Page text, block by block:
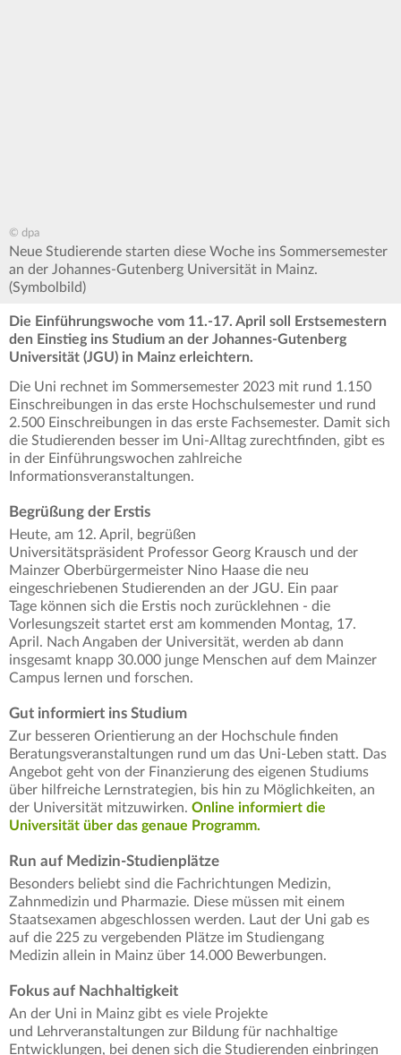
© dpa
Neue Studierende starten diese Woche ins Sommersemester
an der Johannes-Gutenberg Universität in Mainz.
(Symbolbild)
Die Einführungswoche vom 11.-17. April soll Erstsemestern
den Einstieg ins Studium an der Johannes-Gutenberg
Universität (JGU) in Mainz erleichtern.
Die Uni rechnet im Sommersemester 2023 mit rund 1.150
Einschreibungen in das erste Hochschulsemester und rund
2.500 Einschreibungen in das erste Fachsemester. Damit sich
die Studierenden besser im Uni-Alltag zurechtfinden, gibt es
in der Einführungswochen zahlreiche
Informationsveranstaltungen.
Begrüßung der Erstis
Heute, am 12. April, begrüßen
Universitätspräsident Professor Georg Krausch und der
Mainzer Oberbürgermeister Nino Haase die neu
eingeschriebenen Studierenden an der JGU. Ein paar
Tage können sich die Erstis noch zurücklehnen - die
Vorlesungszeit startet erst am kommenden Montag, 17.
April. Nach Angaben der Universität, werden ab dann
insgesamt knapp 30.000 junge Menschen auf dem Mainzer
Campus lernen und forschen.
Gut informiert ins Studium
Zur besseren Orientierung an der Hochschule finden
Beratungsveranstaltungen rund um das Uni-Leben statt. Das
Angebot geht von der Finanzierung des eigenen Studiums
über hilfreiche Lernstrategien, bis hin zu Möglichkeiten, an
der Universität mitzuwirken. Online informiert die
Universität über das genaue Programm.
Run auf Medizin-Studienplätze
Besonders beliebt sind die Fachrichtungen Medizin,
Zahnmedizin und Pharmazie. Diese müssen mit einem
Staatsexamen abgeschlossen werden. Laut der Uni gab es
auf die 225 zu vergebenden Plätze im Studiengang
Medizin allein in Mainz über 14.000 Bewerbungen.
Fokus auf Nachhaltigkeit
An der Uni in Mainz gibt es viele Projekte
und Lehrveranstaltungen zur Bildung für nachhaltige
Entwicklungen, bei denen sich die Studierenden einbringen